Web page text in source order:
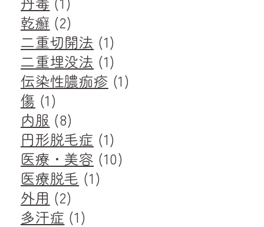
乾癬 (2)
二重切開法 (1)
二重埋没法 (1)
伝染性膿痂疹 (1)
傷 (1)
内服 (8)
円形脱毛症 (1)
医療・美容 (10)
医療脱毛 (1)
外用 (2)
多汗症 (1)